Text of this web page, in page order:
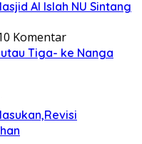
Al Islah NU Sintang
0 Komentar
Tiga- ke Nanga